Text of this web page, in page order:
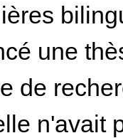
une
de
n'avait